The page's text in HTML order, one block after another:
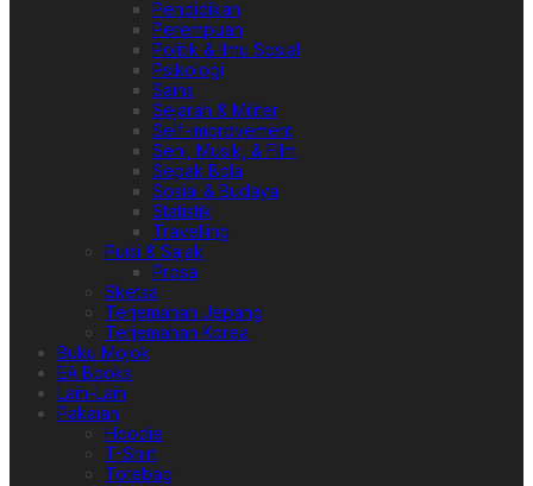
Pendidikan
Perempuan
Politik & Ilmu Sosial
Psikologi
Sains
Sejarah & Militer
Self-improvement
Seni, Musik, & Film
Sepak Bola
Sosial & Budaya
Statistik
Travelling
Puisi & Sajak
Prosa
Sketsa
Terjemahan Jepang
Terjemahan Korea
Buku Mojok
EA Books
Lain-Lain
Pakaian
Hoodie
T-Shirt
Totebag